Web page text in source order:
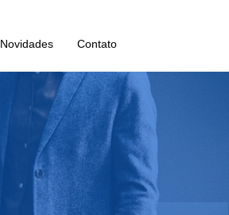
Novidades Contato